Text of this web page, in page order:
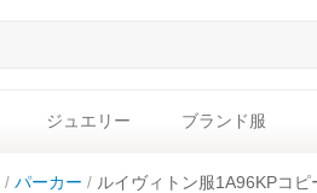
ジュエリー ブランド服
パーカー ルイヴィトン服1A96KPコピ